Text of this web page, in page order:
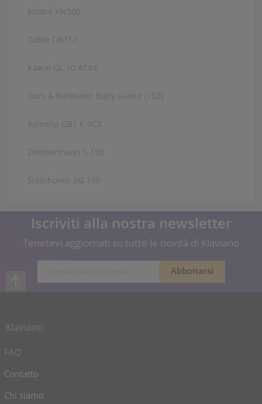
Knabe KN500
Cable CN151
Kawai GL-10 ATX4
Gors & Kallmann Baby Grand (152)
Yamaha GB1 K SC3
Zimmermann S 150
Steinhoven SG 150
Iscriviti alla nostra newsletter
Tenetevi aggiornati su tutte le novità di Klaviano
FAQ
Contatto
Chi siamo